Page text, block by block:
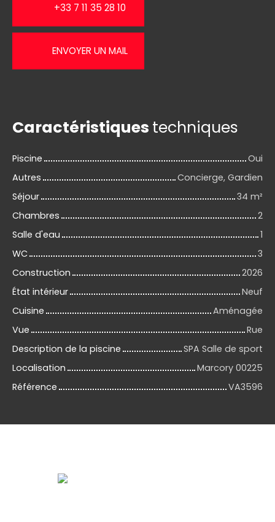
+33 7 11 35 28 10
ENVOYER UN MAIL
Caractéristiques techniques
Piscine
Oui
Autres
Concierge, Gardien
Séjour
34 m²
Chambres
2
Salle d'eau
1
WC
3
Construction
2026
État intérieur
Neuf
Cuisine
Aménagée
Vue
Rue
Description de la piscine
SPA Salle de sport
Localisation
Marcory 00225
Référence
VA3596